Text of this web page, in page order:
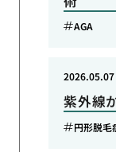
AGA
紫外線
2026.05.07
円形脱毛